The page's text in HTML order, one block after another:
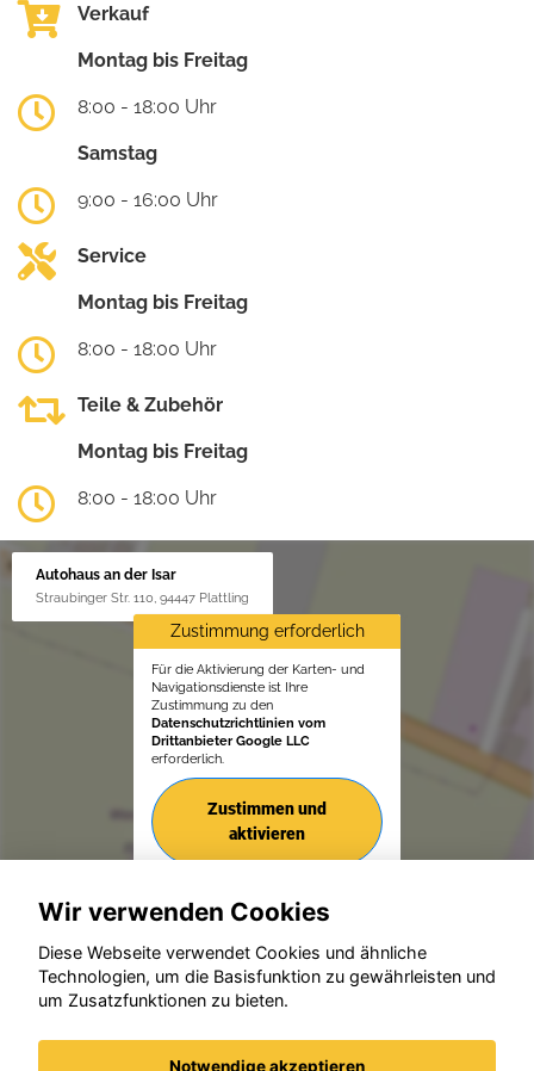
Verkauf
Montag bis Freitag
8:00 - 18:00 Uhr
Samstag
9:00 - 16:00 Uhr
Service
Montag bis Freitag
8:00 - 18:00 Uhr
Teile & Zubehör
Montag bis Freitag
8:00 - 18:00 Uhr
Autohaus an der Isar
Straubinger Str. 110, 94447 Plattling
Zustimmung erforderlich
Für die Aktivierung der Karten- und
Navigationsdienste ist Ihre
Zustimmung zu den
Datenschutzrichtlinien vom
Drittanbieter Google LLC
erforderlich.
Zustimmen und
aktivieren
© konjunkturmotor.de GmbH 2020 - 2026
Wir verwenden Cookies
Diese Webseite verwendet Cookies und ähnliche
Technologien, um die Basisfunktion zu gewährleisten und
um Zusatzfunktionen zu bieten.
Notwendige akzeptieren